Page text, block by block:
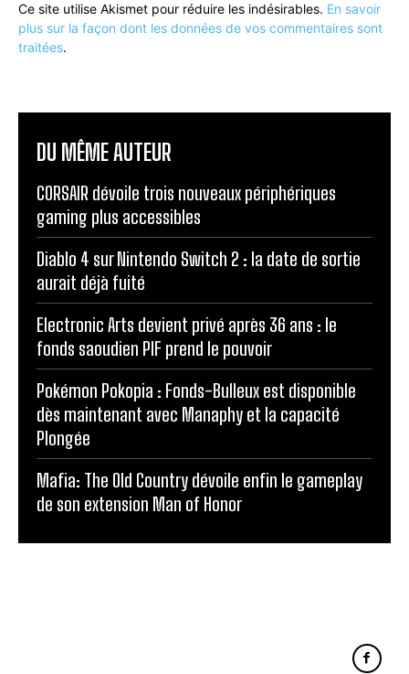
Ce site utilise Akismet pour réduire les indésirables. En savoir
plus sur la façon dont les données de vos commentaires sont
traitées.
DU MÊME AUTEUR
CORSAIR dévoile trois nouveaux périphériques
gaming plus accessibles
Diablo 4 sur Nintendo Switch 2 : la date de sortie
aurait déjà fuité
Electronic Arts devient privé après 36 ans : le
fonds saoudien PIF prend le pouvoir
Pokémon Pokopia : Fonds-Bulleux est disponible
dès maintenant avec Manaphy et la capacité
Plongée
Mafia: The Old Country dévoile enfin le gameplay
de son extension Man of Honor